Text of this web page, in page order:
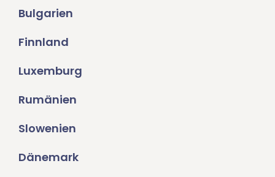
Bulgarien
Finnland
Luxemburg
Rumänien
Slowenien
Dänemark